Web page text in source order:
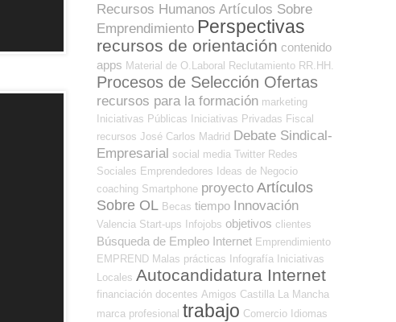
Recursos Humanos Artículos Sobre
Emprendimiento Perspectivas
recursos de orientación contenido
apps Material de O.Laboral Reclutamiento RR.HH.
Procesos de Selección Ofertas
recursos para la formación marketing
Iniciativas Públicas
Iniciativas Privadas Fiscal
recursos José Carlos Madrid Debate Sindical-
Empresarial social media Twitter Redes
Sociales Emprendedores
Ideas de Negocio
coaching Smartphone proyecto Artículos
Sobre OL Becas tiempo Innovación
Valencia Start-ups Infojobs objetivos clientes
Búsqueda de Empleo Internet Emprendimiento
EMPREND Malas prácticas Infografía
Iniciativas
Locales Autocandidatura Internet
financiación docentes Amigos Castilla La Mancha
marca profesional trabajo Comercio Idiomas